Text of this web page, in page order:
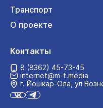
Транспорт
О проекте
Контакты
8 (8362) 45-73-45
internet@m-t.media
г. Йошкар‑Ола, ул